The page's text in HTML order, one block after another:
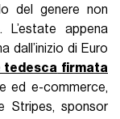
del genere non
appena
dall’inizio di Euro
tedesca firmata
ed e-commerce,
Stripes, sponsor